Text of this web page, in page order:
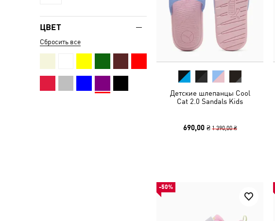
Детские шлепанцы Cool
Cat 2.0 Sandals Kids
690,00 ₴ 1 390,00 ₴
-50%
ЦВЕТ
Сбросить все